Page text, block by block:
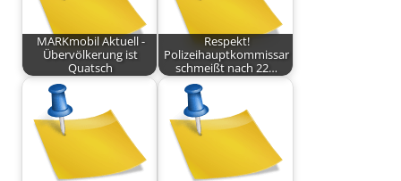
MARKmobil Aktuell -
Übervölkerung ist
Quatsch
Respekt!
Polizeihauptkommissar
schmeißt nach 22…